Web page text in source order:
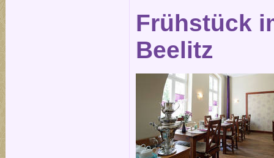
Frühstück
Beelitz